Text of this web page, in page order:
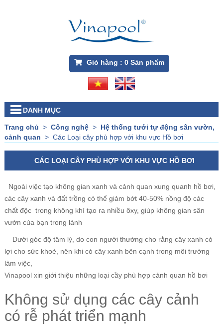
Giỏ hàng : 0Sản phẩm
DANH MỤC
Trang chủ > Công nghệ> Hệ thống tưới tự động sân vườn,
cảnh quan > Các Loại cây phù hợp với khu vực Hồ bơi
CÁC LOẠI CÂY PHÙ HỢP VỚI KHU VỰC HỒ BƠI
Ngoài việc tạo không gian xanh và cảnh quan xung quanh hồ bơi,
các cây xanh và đất trồng có thể giảm bớt 40-50% nồng độ các
chất độc trong không khí tạo ra nhiều ôxy, giúp không gian sân
vườn của bạn trong lành
Dưới góc độ tâm lý, do con người thường cho rằng cây xanh có
lợi cho sức khoẻ, nên khi có cây xanh bên cạnh trong môi trường
làm việc,
Vinapool xin giới thiệu những loại cầy phù hợp cảnh quan hồ bơi
Không sử dụng các cây cảnh
có rễ phát triển mạnh